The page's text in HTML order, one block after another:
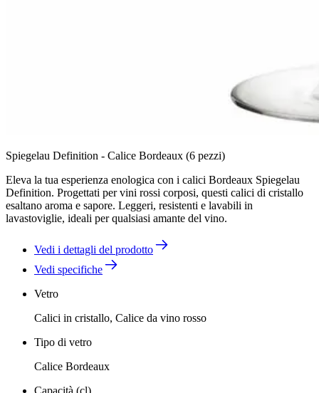
Spiegelau Definition - Calice Bordeaux (6 pezzi)
Eleva la tua esperienza enologica con i calici Bordeaux Spiegelau
Definition. Progettati per vini rossi corposi, questi calici di cristallo
esaltano aroma e sapore. Leggeri, resistenti e lavabili in
lavastoviglie, ideali per qualsiasi amante del vino.
Vedi i dettagli del prodotto
Vedi specifiche
Vetro
Calici in cristallo, Calice da vino rosso
Tipo di vetro
Calice Bordeaux
Capacità (cl)